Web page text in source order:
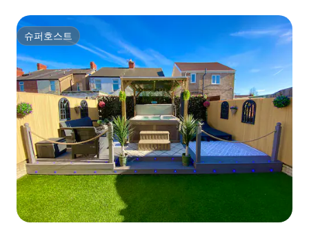
슈퍼호스트
슈퍼호스트